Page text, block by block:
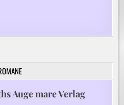
Auge mare Verlag